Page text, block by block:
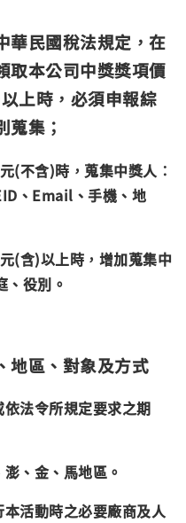
華民國稅法規定，在
取本公司中獎獎項價
上時，必須申報綜
集；
(不含)時，蒐集中獎人：
、Email、手機、地
(含)以上時，增加蒐集中
、役別。
地區、對象及方式
法令所規定要求之期
、金、馬地區。
活動時之必要廠商及人